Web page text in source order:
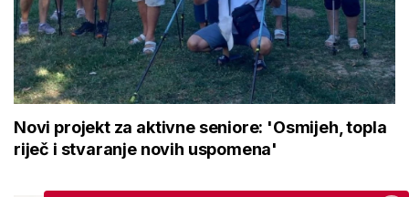
Novi projekt za aktivne seniore: 'Osmijeh, topla
riječ i stvaranje novih uspomena'